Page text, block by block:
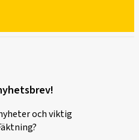
och viktig